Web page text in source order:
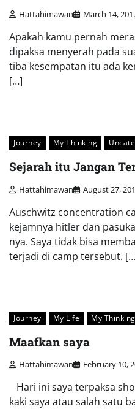
Hattahimawan March 14,
Apakah kamu pernah
dipaksa menyerah pada
tiba kesempatan itu ada
[…]
Journey My Thinking
Sejarah itu Jangan
Hattahimawan August 27,
Auschwitz concentration
kejamnya hitler dan
nya. Saya tidak bisa
terjadi di camp tersebut.
Journey My Life My Thinking
Maafkan saya
Hattahimawan February 10,
Hari ini saya terpaksa
kaki saya atau salah satu